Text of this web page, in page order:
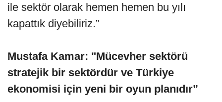
ile sektör olarak hemen hemen bu yılı
kapattık diyebiliriz.”
Mustafa Kamar: "Mücevher sektörü
stratejik bir sektördür ve Türkiye
ekonomisi için yeni bir oyun planıdır”